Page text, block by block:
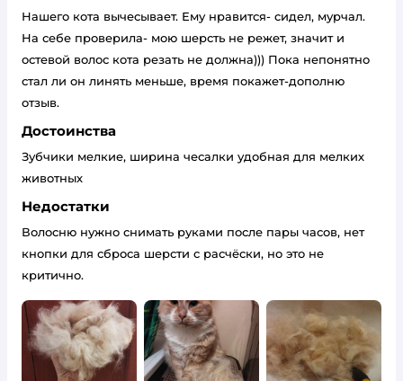
Нашего кота вычесывает. Ему нравится- сидел, мурчал.
На себе проверила- мою шерсть не режет, значит и
остевой волос кота резать не должна))) Пока непонятно
стал ли он линять меньше, время покажет-дополню
отзыв.
Достоинства
Зубчики мелкие, ширина чесалки удобная для мелких
животных
Недостатки
Волосню нужно снимать руками после пары часов, нет
кнопки для сброса шерсти с расчёски, но это не
критично.